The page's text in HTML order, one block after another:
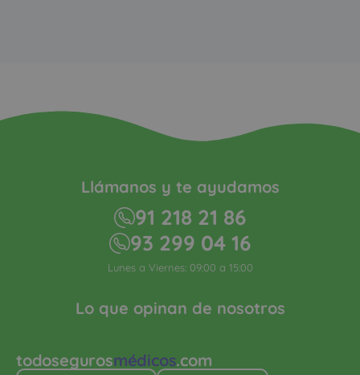
todosegurosmédicos.com
Lo que opinan de nosotros
Llámanos y te ayudamos
91 218 21 86
93 299 04 16
Lunes a Viernes: 09:00 a 15:00